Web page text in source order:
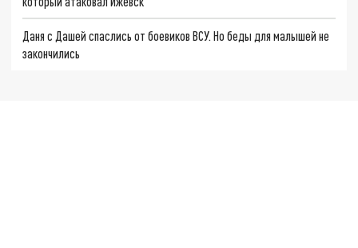
Даня с Дашей спаслись от боевиков ВСУ. Но беды для малышей не
закончились